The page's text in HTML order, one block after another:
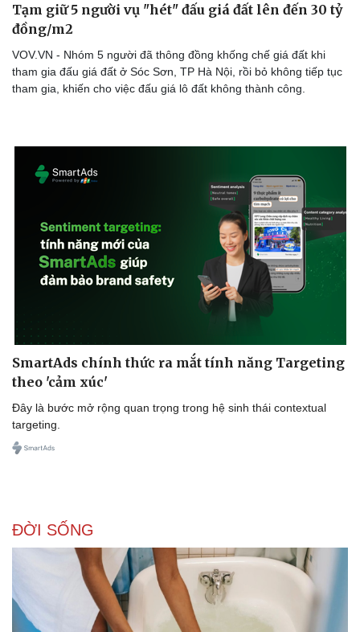
Doanh nghiệp 24h
Doanh nhân
Vì cộng đồng
Trải nghiệm
Chuyển đổi số
Tạm giữ 5 người vụ "hét" đấu giá đất lên đến 30 tỷ
đồng/m2
VOV.VN - Nhóm 5 người đã thông đồng khống chế giá đất khi
tham gia đấu giá đất ở Sóc Sơn, TP Hà Nội, rồi bỏ không tiếp tục
tham gia, khiến cho việc đấu giá lô đất không thành công.
SmartAds chính thức ra mắt tính năng Targeting
theo 'cảm xúc'
Đây là bước mở rộng quan trọng trong hệ sinh thái contextual
targeting.
ĐỜI SỐNG